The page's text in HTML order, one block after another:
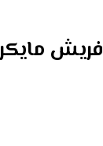
فريش مايكروويف 42 لتر